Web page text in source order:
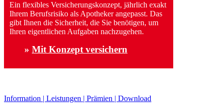
Ein flexibles Versicherungskonzept, jährlich exakt
Ihrem Berufsrisiko als Apotheker angepasst. Das
gibt Ihnen die Sicherheit, die Sie benötigen, um
Ihren eigentlichen Aufgaben nachzugehen.
» Mit Konzept versichern
Information | Leistungen | Prämien | Download